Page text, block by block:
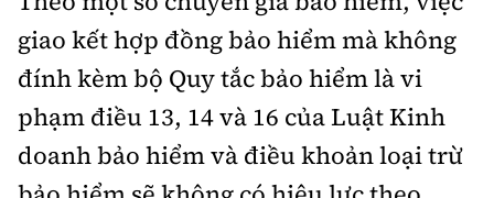
giao kết hợp đồng bảo hiểm mà không
đính kèm bộ Quy tắc bảo hiểm là vi
phạm điều 13, 14 và 16 của Luật Kinh
doanh bảo hiểm và điều khoản loại trừ